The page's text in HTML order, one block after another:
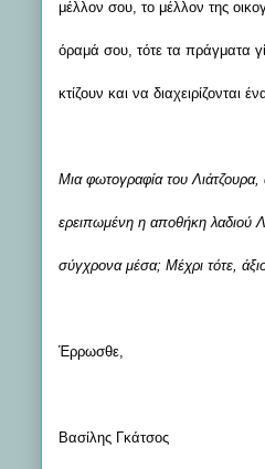
μέλλον σου, το μέλλον της
όραμά σου, τότε τα πράγματα
κτίζουν και να διαχειρίζονται
Μια φωτογραφία του Λιάτζουρα,
ερειπωμένη η αποθήκη λαδιού
σύγχρονα μέσα; Μέχρι τότε,
Έρρωσθε,
Βασίλης Γκάτσος